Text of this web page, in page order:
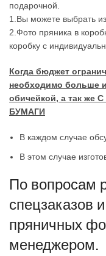
подарочной.
1.Вы можете выбрать
2.Фото пряника в
коробку с
Когда бюджет
необходимо больше
обичейкой, а так
БУМАГИ
В каждом случае
В этом случае
По вопросам
спецзаказов
пряничных
менеджером.